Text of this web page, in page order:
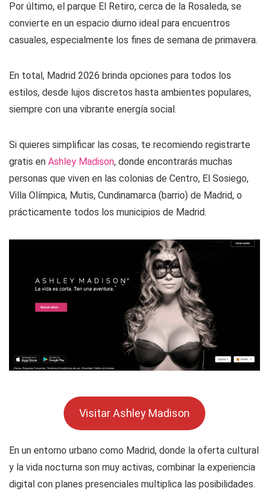
Por último, el parque El Retiro, cerca de la Rosaleda, se
convierte en un espacio diurno ideal para encuentros
casuales, especialmente los fines de semana de primavera.
En total, Madrid 2026 brinda opciones para todos los
estilos, desde lujos discretos hasta ambientes populares,
siempre con una vibrante energía social.
Si quieres simplificar las cosas, te recomiendo registrarte
gratis en Ashley Madison, donde encontrarás muchas
personas que viven en las colonias de Centro, El Sosiego,
Villa Olímpica, Mutis, Cundinamarca (barrio) de Madrid, o
prácticamente todos los municipios de Madrid.
Visitar Ashley Madison
En un entorno urbano como Madrid, donde la oferta cultural
y la vida nocturna son muy activas, combinar la experiencia
digital con planes presenciales multiplica las posibilidades.